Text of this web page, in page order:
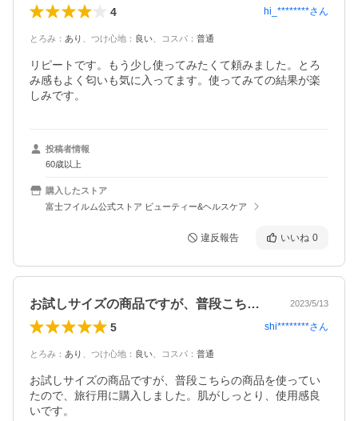
4 hi_********さん
とろみ ： あり つけ心地 ： 良い コスパ ： 普通
リピートです。もう少し使ってみたくて頼みました。とろ
み感もよく匂いも気に入ってます。使ってみての結果が楽
しみです。
投稿者情報
60歳以上
購入したストア
富士フイルム公式ストア ビューティー&ヘルスケア
違反報告 いいね 0
お試しサイズの商品ですが、普段こちらの… 2023/5/13
5 shi********さん
とろみ ： あり つけ心地 ： 良い コスパ ： 普通
お試しサイズの商品ですが、普段こちらの商品を使ってい
たので、旅行用に購入しました。肌がしっとり、使用感良
いです。